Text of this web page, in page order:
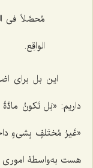
مُحصَّلاً فی
الواقِع.
این بل برای
داریم: «بَل تَکونُ مادَّةً
«غَیرُ مُختَلفٍ بِشی‌ءٍ
هست به‌واسطۀ امورى